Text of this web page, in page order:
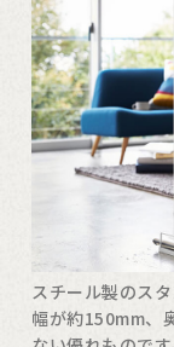
スチール製のス
幅が約150mm、